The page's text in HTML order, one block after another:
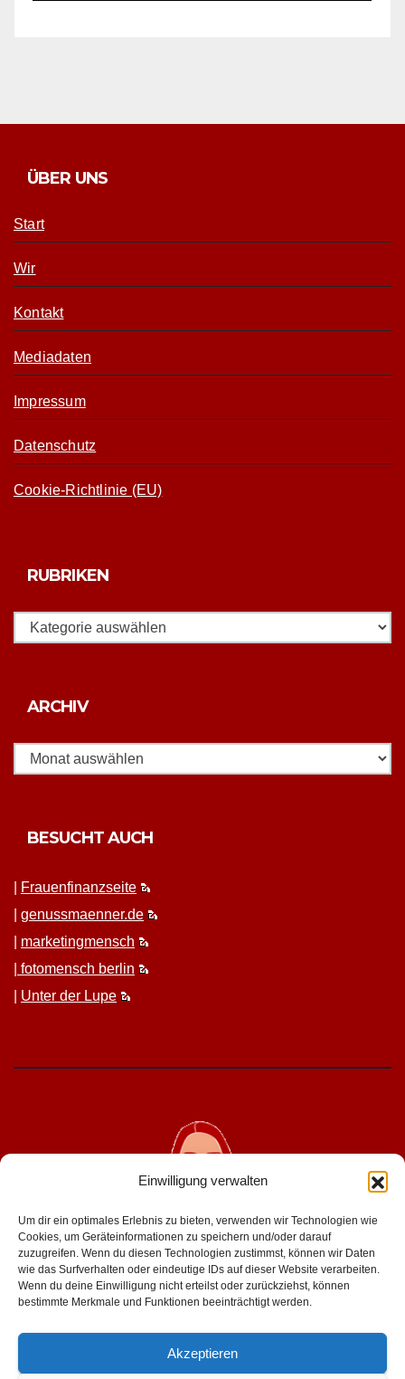
Einwilligung verwalten
Um dir ein optimales Erlebnis zu bieten, verwenden wir Technologien wie
Cookies, um Geräteinformationen zu speichern und/oder darauf
zuzugreifen. Wenn du diesen Technologien zustimmst, können wir Daten
wie das Surfverhalten oder eindeutige IDs auf dieser Website verarbeiten.
Wenn du deine Einwilligung nicht erteilst oder zurückziehst, können
bestimmte Merkmale und Funktionen beeinträchtigt werden.
Akzeptieren
ÜBER UNS
Start
Wir
Kontakt
Mediadaten
Impressum
Datenschutz
Cookie-Richtlinie (EU)
RUBRIKEN
Rubriken
ARCHIV
BESUCHT AUCH
Frauen­fi­nanz­seite
genussmaenner.de
mar­ket­ing­men­sch
fotomen­sch berlin
Unter der Lupe
geniesserinnen.de
für mehr lust im leben